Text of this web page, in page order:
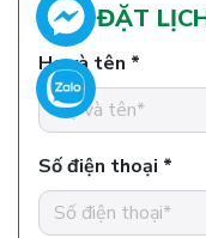
ĐẶT
Họ và tên *
Số điện thoại *